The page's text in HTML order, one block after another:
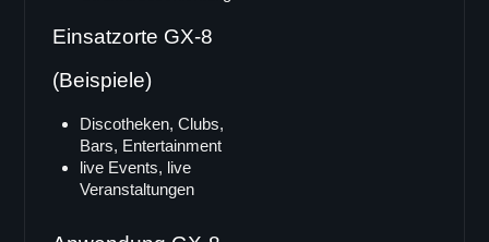
maxum
LA-3
VT-6
VT-62
VT-68
Einsatzorte GX-8
(Beispiele)
Discotheken, Clubs,
Bars, Entertainment
live Events, live
Veranstaltungen